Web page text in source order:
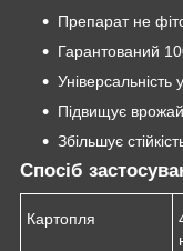
Препарат не
Гарантований
Універсальність
Підвищує
Збільшує
Спосіб
Картопля